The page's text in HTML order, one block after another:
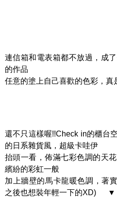
連信箱和電表箱都不放過，成
的作品
任意的塗上自己喜歡的色彩，
還不只這樣喔!!Check in的櫃台
的日系雜貨風，超級卡哇伊
抬頭一看，佈滿七彩色調的天
繽紛的彩虹一般
加上牆壁的馬卡龍暖色調，著
之後也想裝年輕一下的XD) ▼